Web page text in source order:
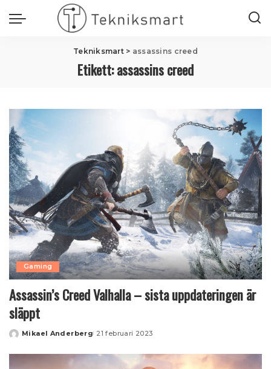
Tekniksmart > assassins creed
Etikett:assassins creed
Gaming
Assassin’s Creed Valhalla – sista uppdateringen är
släppt
Posted
Mikael Anderberg 21 februari 2023